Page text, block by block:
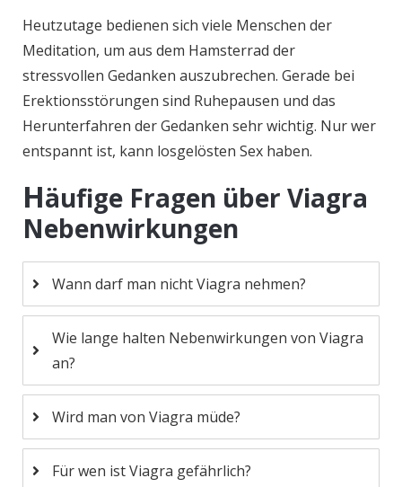
Heutzutage bedienen sich viele Menschen der
Meditation, um aus dem Hamsterrad der
stressvollen Gedanken auszubrechen. Gerade bei
Erektionsstörungen sind Ruhepausen und das
Herunterfahren der Gedanken sehr wichtig. Nur wer
entspannt ist, kann losgelösten Sex haben.
Häufige Fragen über Viagra
Nebenwirkungen
Wann darf man nicht Viagra nehmen?
Wie lange halten Nebenwirkungen von Viagra
an?
Wird man von Viagra müde?
Für wen ist Viagra gefährlich?